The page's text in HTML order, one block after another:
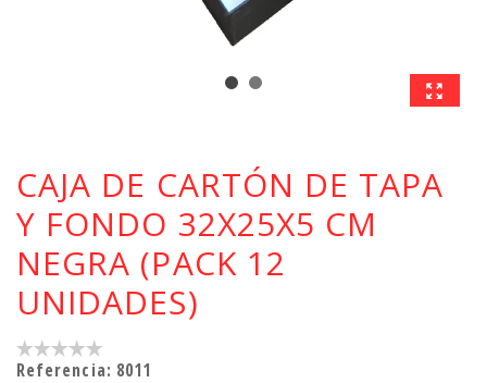
CAJA DE CARTÓN DE TAPA
Y FONDO 32X25X5 CM
NEGRA (PACK 12
UNIDADES)
Referencia: 8011